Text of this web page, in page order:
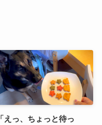
「えっ、ちょっと待っ